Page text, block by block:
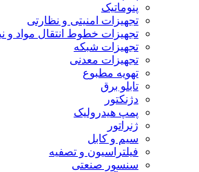
پنوماتیک
تجهیزات امنیتی و نظارتی
تجهیزات خطوط انتقال مواد و
تجهیزات شبکه
تجهیزات معدنی
تهویه مطبوع
تابلو برق
دژنکتور
پمپ هیدرولیک
ژنراتور
سیم و کابل
فیلتراسیون و تصفیه
سنسور صنعتی